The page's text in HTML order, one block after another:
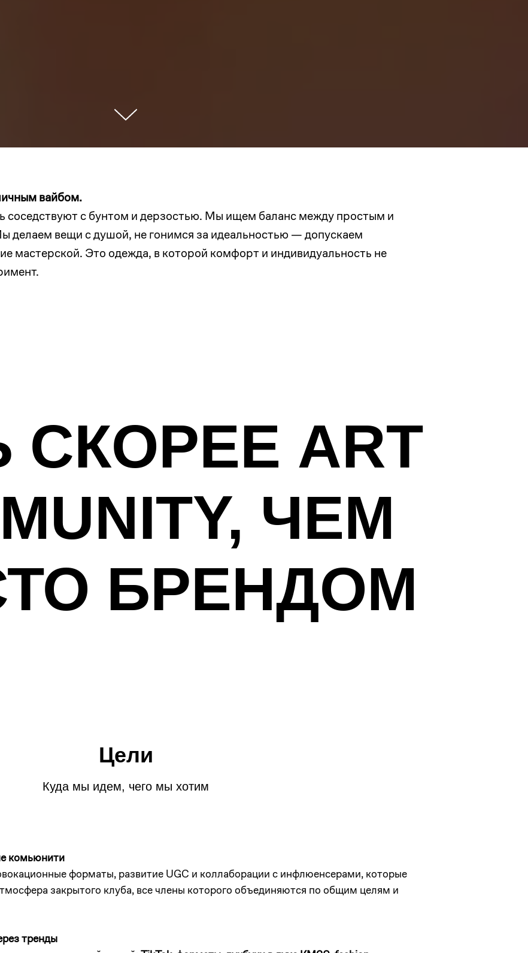
вайбом.
соседствуют с бунтом и дерзостью. Мы ищем баланс между простым и
делаем вещи с душой, не гонимся за идеальностью — допускаем
мастерской. Это одежда, в которой комфорт и индивидуальность не
ART
ЧЕМ
БРЕНДОМ
Цели
Куда мы идем, чего мы хотим
комьюнити
форматы, развитие UGC и коллаборации с инфлюенсерами, которые
закрытого клуба, все члены которого объединяются по общим целям и
тренды